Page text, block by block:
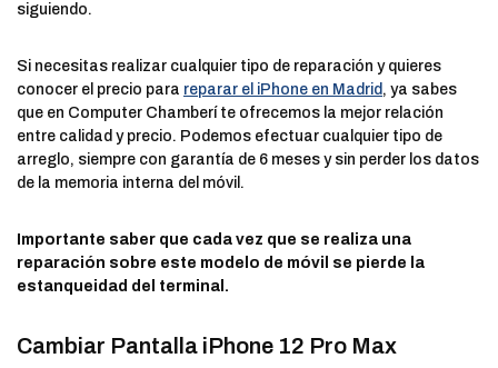
siguiendo.
Si necesitas realizar cualquier tipo de reparación y quieres
conocer el precio para reparar el iPhone en Madrid, ya sabes
que en Computer Chamberí te ofrecemos la mejor relación
entre calidad y precio. Podemos efectuar cualquier tipo de
arreglo, siempre con garantía de 6 meses y sin perder los datos
de la memoria interna del móvil.
Importante saber que cada vez que se realiza una
reparación sobre este modelo de móvil se pierde la
estanqueidad del terminal.
Cambiar Pantalla iPhone 12 Pro Max